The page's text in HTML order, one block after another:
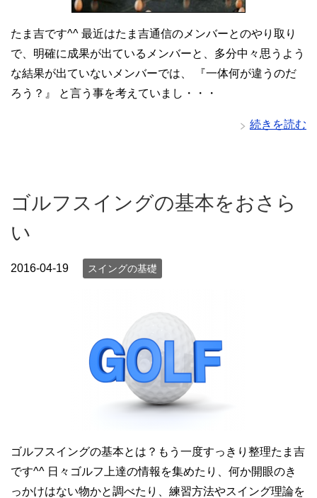
たま吉です^^ 最近はたま吉通信のメンバーとのやり取り
で、明確に成果が出ているメンバーと、多分中々思うよう
な結果が出ていないメンバーでは、 『一体何が違うのだ
ろう？』 と言う事を考えていまし・・・
続きを読む
ゴルフスイングの基本をおさら
い
2016-04-19 スイングの基礎
ゴルフスイングの基本とは？もう一度すっきり整理たま吉
です^^ 日々ゴルフ上達の情報を集めたり、何か開眼のき
っかけはない物かと調べたり、練習方法やスイング理論を